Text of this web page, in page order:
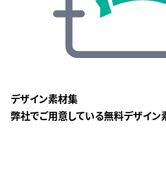
デザイン素材集
弊社でご用意している無料デザイン